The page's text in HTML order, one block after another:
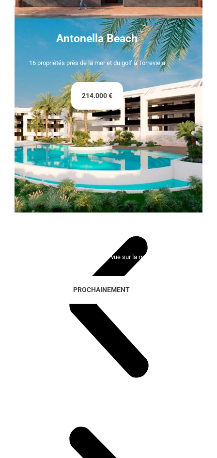
Antonella Beach
16 propriétés près de la mer et du golf à Torrevieja
214.000 €
100 maisons exclusives avec vue sur la mer et le golf
PROCHAINEMENT